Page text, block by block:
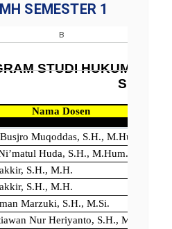
SEMESTER 1